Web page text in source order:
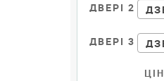
ДВЕРІ 2
ДВЕРІ 3